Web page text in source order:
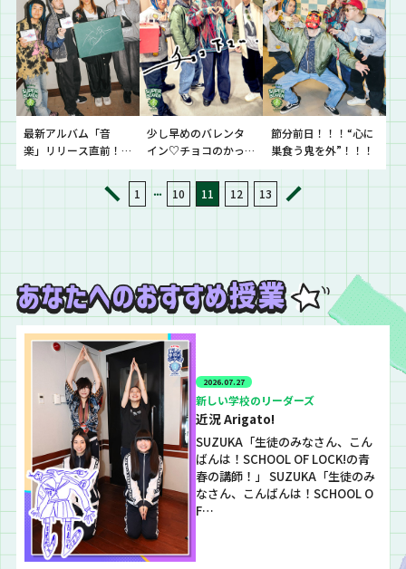
最新アルバム「音
楽」リリース直前！
アルバムとセットで
聴いてほしい放課後
少し早めのバレンタ
イン♡チョコのかっ
こいいもらい方選手
権”を開催！！
節分前日！！！“心に
巣食う鬼を外”！！！
1 ・・・ 10 11 12 13
2026.07.27
新しい学校のリーダーズ
近況 Arigato!
SUZUKA「生徒のみなさん、こん
ばんは！SCHOOL OF LOCK!の青
春の講師！」 SUZUKA「生徒のみ
なさん、こんばんは！SCHOOL O
F…